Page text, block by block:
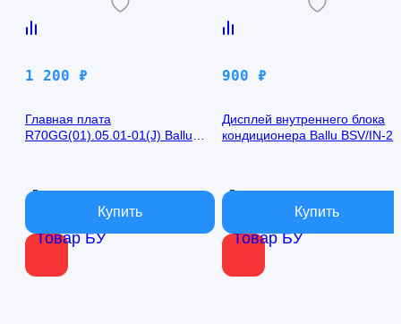
Товар БУ
1 200 ₽
Главная плата
R70GG(01).05.01-01(J) Ballu
В наличии
Товар БУ
900 ₽
Дисплей внутреннего блока
кондиционера Ballu BSV/IN-
В наличии